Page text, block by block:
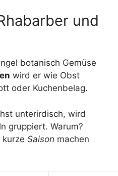
und
botanisch Gemüse
wird er wie Obst
oder Kuchenbelag.
unterirdisch, wird
gruppiert. Warum?
Saison machen